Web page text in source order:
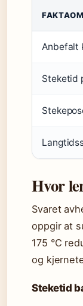
Anbefalt
Steketid
Hvor
Svaret
oppgir at
175 °C
og
Steketid